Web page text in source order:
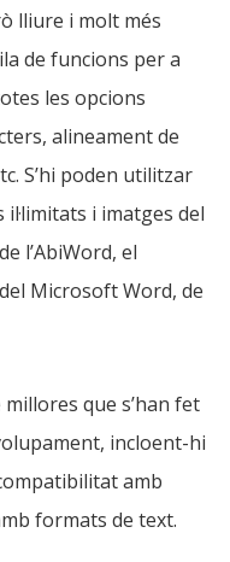
lliure i molt més
de funcions per a
les opcions
alineament de
S’hi poden utilitzar
i imatges del
l’AbiWord, el
Microsoft Word, de
que s’han fet
incloent-hi
amb
formats de text.